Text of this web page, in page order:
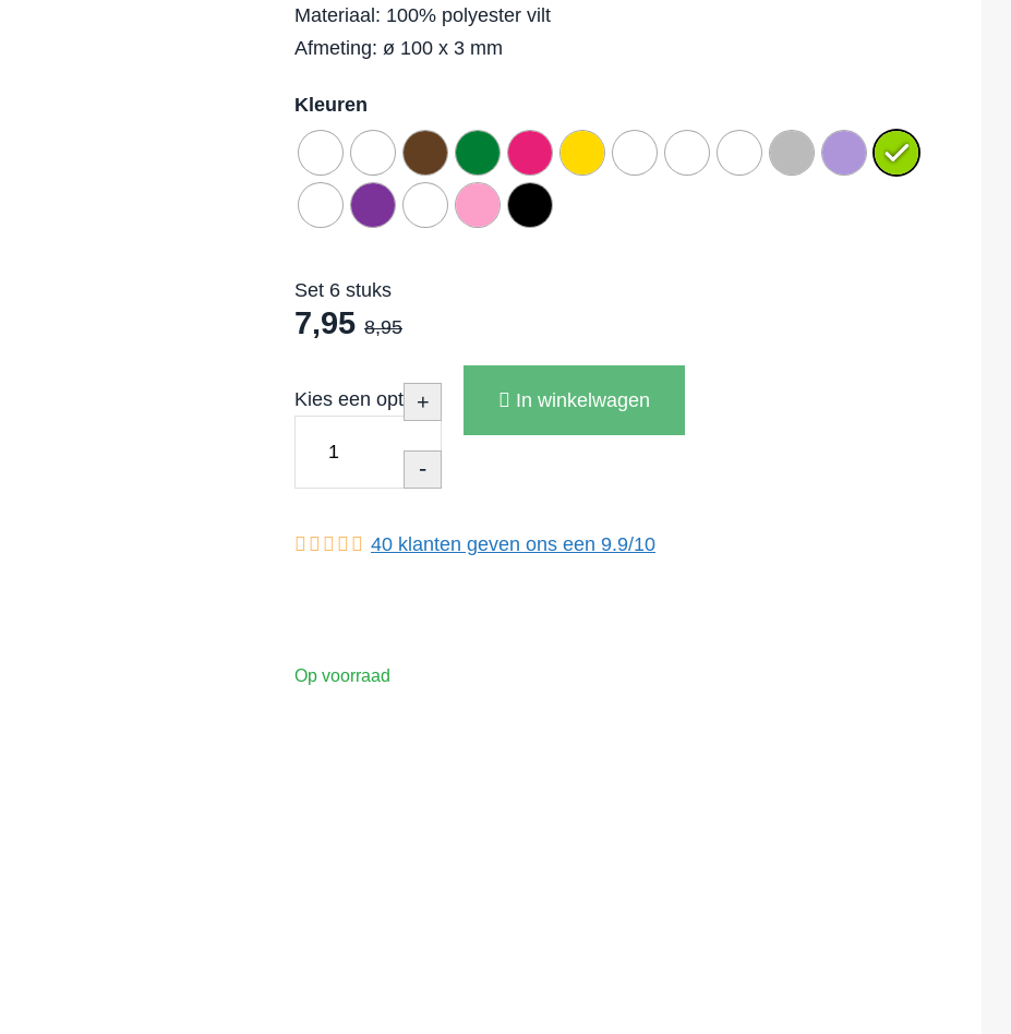
Materiaal: 100% polyester vilt
Afmeting: ø 100 x 3 mm
Kleuren
Set 6 stuks
7,95 8,95
Kies een optie+
-
In winkelwagen
40 klanten geven ons een 9.9/10
Op voorraad